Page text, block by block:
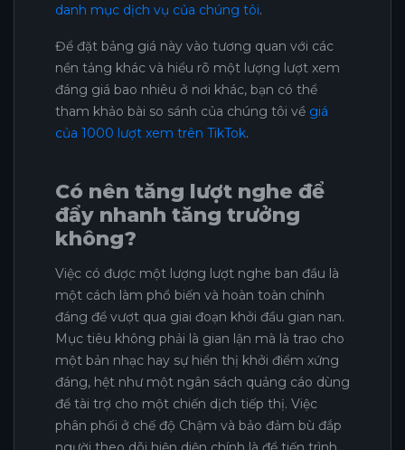
danh mục dịch vụ của chúng tôi.
Để đặt bảng giá này vào tương quan với các
nền tảng khác và hiểu rõ một lượng lượt xem
đáng giá bao nhiêu ở nơi khác, bạn có thể
tham khảo bài so sánh của chúng tôi về giá
của 1000 lượt xem trên TikTok.
Có nên tăng lượt nghe để
đẩy nhanh tăng trưởng
không?
Việc có được một lượng lượt nghe ban đầu là
một cách làm phổ biến và hoàn toàn chính
đáng để vượt qua giai đoạn khởi đầu gian nan.
Mục tiêu không phải là gian lận mà là trao cho
một bản nhạc hay sự hiển thị khởi điểm xứng
đáng, hệt như một ngân sách quảng cáo dùng
để tài trợ cho một chiến dịch tiếp thị. Việc
phân phối ở chế độ Chậm và bảo đảm bù đắp